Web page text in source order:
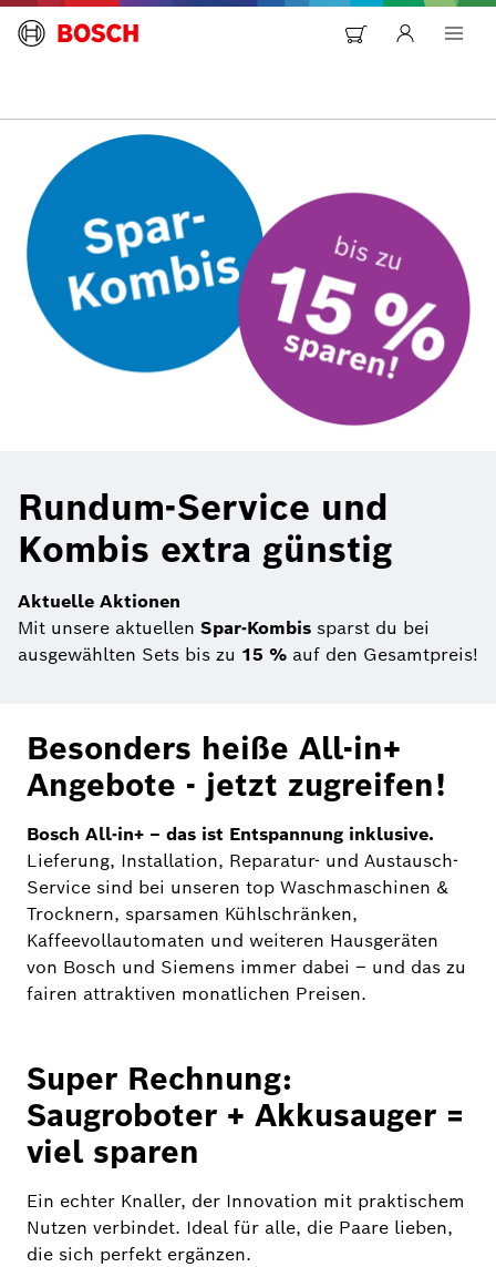
Rundum-Service und
Kombis extra günstig
Aktuelle Aktionen
Mit unsere aktuellen Spar-Kombis sparst du bei
ausgewählten Sets bis zu 15 % auf den Gesamtpreis!
Besonders heiße All-in+
Angebote - jetzt zugreifen!
Bosch All-in+ – das ist Entspannung inklusive.
Lieferung, Installation, Reparatur- und Austausch-
Service sind bei unseren top Waschmaschinen &
Trocknern, sparsamen Kühlschränken,
Kaffeevollautomaten und weiteren Hausgeräten
von Bosch und Siemens immer dabei – und das zu
fairen attraktiven monatlichen Preisen.
Super Rechnung:
Saugroboter + Akkusauger =
viel sparen
Ein echter Knaller, der Innovation mit praktischem
Nutzen verbindet. Ideal für alle, die Paare lieben,
die sich perfekt ergänzen.